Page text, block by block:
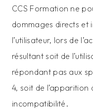
CCS Formation ne
dommages directs et
l’utilisateur, lors de
résultant soit de
répondant pas aux
4, soit de l’apparition
incompatibilité.